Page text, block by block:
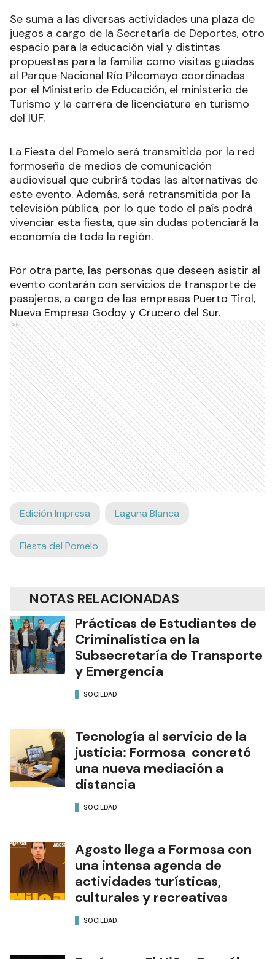
Se suma a las diversas actividades una plaza de
juegos a cargo de la Secretaría de Deportes, otro
espacio para la educación vial y distintas
propuestas para la familia como visitas guiadas
al Parque Nacional Río Pilcomayo coordinadas
por el Ministerio de Educación, el ministerio de
Turismo y la carrera de licenciatura en turismo
del IUF.
La Fiesta del Pomelo será transmitida por la red
formoseña de medios de comunicación
audiovisual que cubrirá todas las alternativas de
este evento. Además, será retransmitida por la
televisión pública, por lo que todo el país podrá
vivenciar esta fiesta, que sin dudas potenciará la
economía de toda la región.
Por otra parte, las personas que deseen asistir al
evento contarán con servicios de transporte de
pasajeros, a cargo de las empresas Puerto Tirol,
Nueva Empresa Godoy y Crucero del Sur.
Ads
Edición Impresa Laguna Blanca
Fiesta del Pomelo
NOTAS RELACIONADAS
Prácticas de Estudiantes de
Criminalística en la
Subsecretaría de Transporte
y Emergencia
SOCIEDAD
Tecnología al servicio de la
justicia: Formosa concretó
una nueva mediación a
distancia
SOCIEDAD
Agosto llega a Formosa con
una intensa agenda de
actividades turísticas,
culturales y recreativas
SOCIEDAD